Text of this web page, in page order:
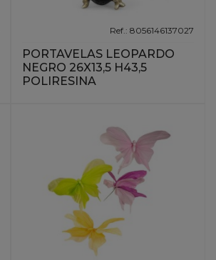
Ref.: 8056146137027
PORTAVELAS LEOPARDO
NEGRO 26X13,5 H43,5
POLIRESINA